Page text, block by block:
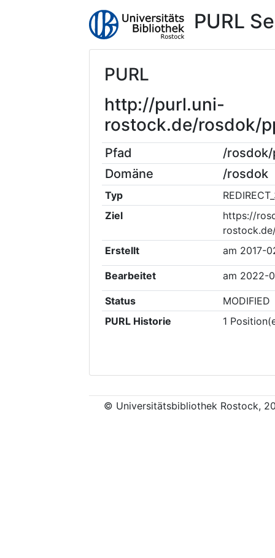
PURL
PURL
http://purl.uni-
rostock.de/rosdok/
Pfad
/
Domäne
/rosdok
Typ
Ziel
https://
Erstellt
am 2017-
Bearbeitet am 2022-
Status
MODIFIED
PURL Historie
1
© Universitätsbibliothek Rostock,